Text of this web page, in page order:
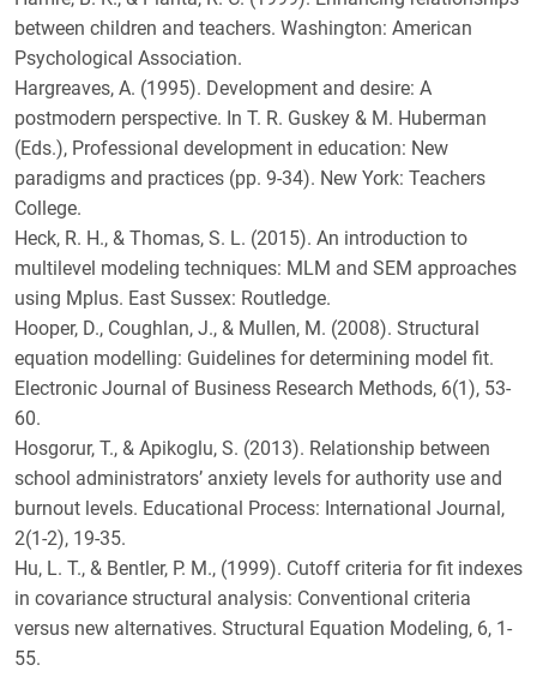
between children and teachers. Washington: American
Psychological Association.
Hargreaves, A. (1995). Development and desire: A
postmodern perspective. In T. R. Guskey & M. Huberman
(Eds.), Professional development in education: New
paradigms and practices (pp. 9-34). New York: Teachers
College.
Heck, R. H., & Thomas, S. L. (2015). An introduction to
multilevel modeling techniques: MLM and SEM approaches
using Mplus. East Sussex: Routledge.
Hooper, D., Coughlan, J., & Mullen, M. (2008). Structural
equation modelling: Guidelines for determining model fit.
Electronic Journal of Business Research Methods, 6(1), 53-
60.
Hosgorur, T., & Apikoglu, S. (2013). Relationship between
school administrators’ anxiety levels for authority use and
burnout levels. Educational Process: International Journal,
2(1-2), 19-35.
Hu, L. T., & Bentler, P. M., (1999). Cutoff criteria for fit indexes
in covariance structural analysis: Conventional criteria
versus new alternatives. Structural Equation Modeling, 6, 1-
55.